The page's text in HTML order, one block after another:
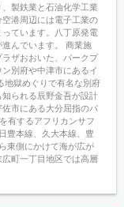
製鉄業と石油化学工業
港周辺には電子工業の
ています。八丁原発電
んでいます。 商業施
ザおおいた、パークプ
別府や中津市にあるイ
地獄めぐりで有名な別府
られる辰野金吾が設計
市にある大分屈指のパ
有するアフリカンサフ
豊本線、久大本線、豊
東側にかけて海が広が
町一丁目地区では高層